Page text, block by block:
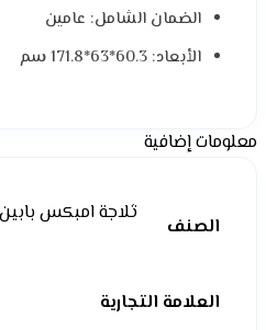
الضمان الشامل: عامين
الأبعاد: 60.3*63*171.8 سم
معلومات إضافية
الصنف
العلامة التجارية